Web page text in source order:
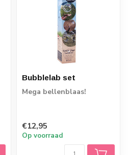
Bubblelab set
Mega bellenblaas!
€12,95
Op voorraad